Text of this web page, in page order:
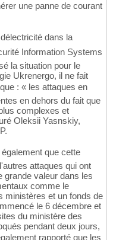
une panne de courant
dans la
Information Systems
la situation pour le
Ukrenergo, il ne fait
: « les attaques en
en dehors du fait que
complexes et
Oleksii Yasnskiy,
également que cette
attaques qui ont
grande valeur dans les
comme le
ministères et un fonds de
le 6 décembre et
du ministère des
pendant deux jours,
rapporté que les